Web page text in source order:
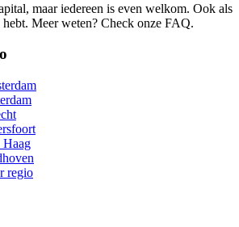
maar iedereen is even welkom. Ook als
Meer weten? Check onze FAQ.
regio